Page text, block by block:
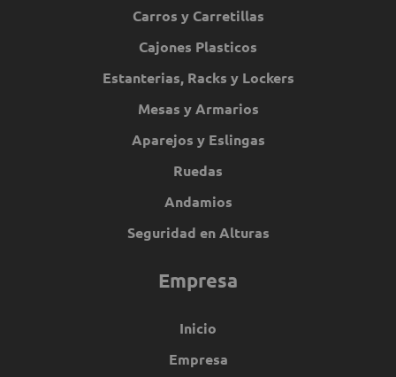
Carros y Carretillas
Cajones Plasticos
Estanterias, Racks y Lockers
Mesas y Armarios
Aparejos y Eslingas
Ruedas
Andamios
Seguridad en Alturas
Empresa
Inicio
Empresa